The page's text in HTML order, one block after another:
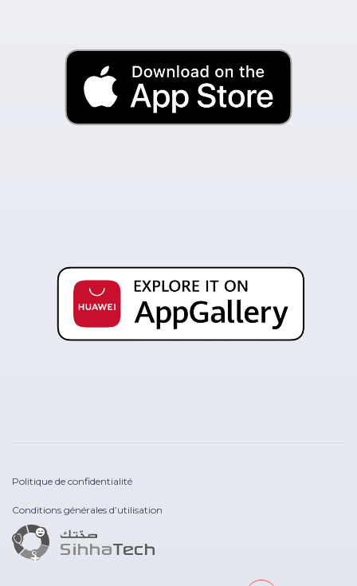
Politique de confidentialité
Conditions générales d’utilisation